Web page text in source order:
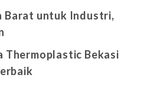
Barat untuk Industri,
Thermoplastic Bekasi